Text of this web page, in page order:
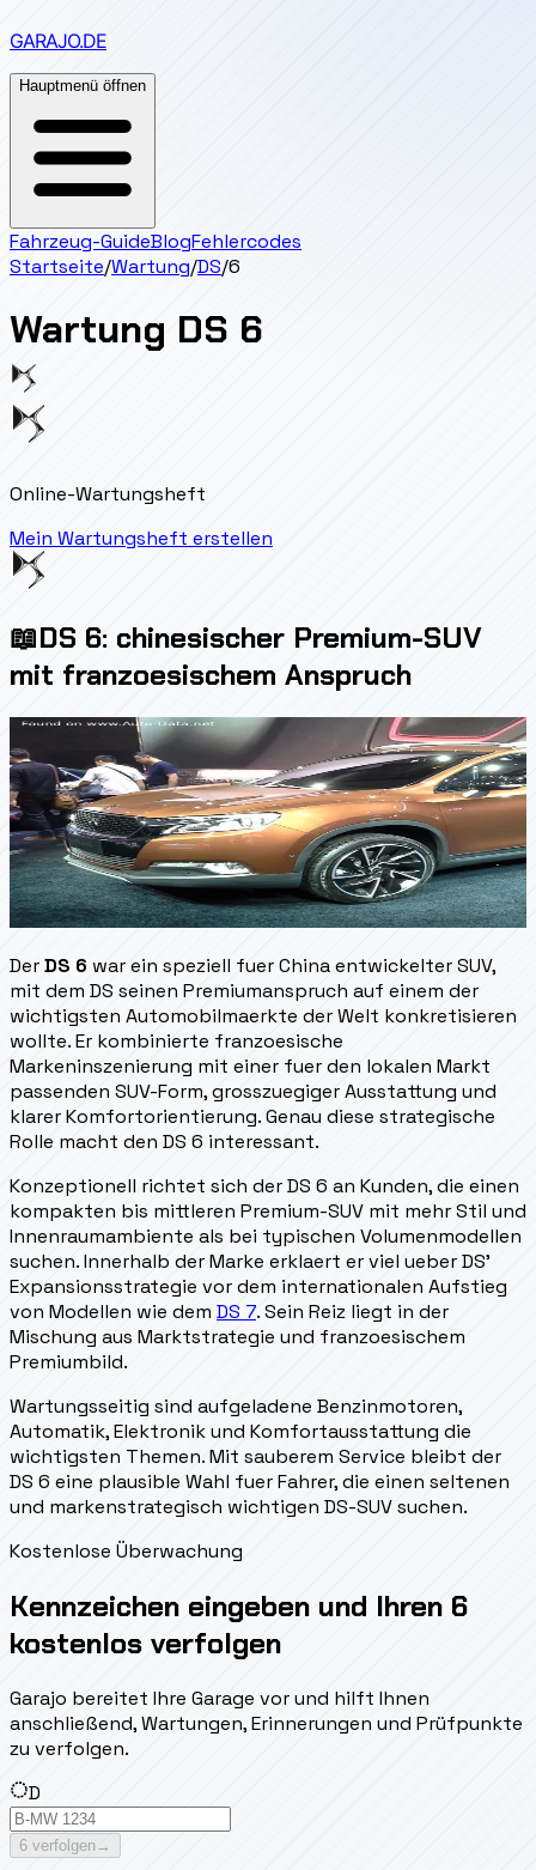
GARAJO.DE
Hauptmenü öffnen
Fahrzeug-GuideBlogFehlercodes
Startseite/Wartung/DS/6
Wartung DS 6
Online-Wartungsheft
Mein Wartungsheft erstellen
📖DS 6: chinesischer Premium-SUV
mit franzoesischem Anspruch
DerDS 6 war ein speziell fuer China entwickelter SUV,
mit dem DS seinen Premiumanspruch auf einem der
wichtigsten Automobilmaerkte der Welt konkretisieren
wollte. Er kombinierte franzoesische
Markeninszenierung mit einer fuer den lokalen Markt
passenden SUV-Form, grosszuegiger Ausstattung und
klarer Komfortorientierung. Genau diese strategische
Rolle macht den DS 6 interessant.
Konzeptionell richtet sich der DS 6 an Kunden, die einen
kompakten bis mittleren Premium-SUV mit mehr Stil und
Innenraumambiente als bei typischen Volumenmodellen
suchen. Innerhalb der Marke erklaert er viel ueber DS'
Expansionsstrategie vor dem internationalen Aufstieg
von Modellen wie dem DS 7. Sein Reiz liegt in der
Mischung aus Marktstrategie und franzoesischem
Premiumbild.
Wartungsseitig sind aufgeladene Benzinmotoren,
Automatik, Elektronik und Komfortausstattung die
wichtigsten Themen. Mit sauberem Service bleibt der
DS 6 eine plausible Wahl fuer Fahrer, die einen seltenen
und markenstrategisch wichtigen DS-SUV suchen.
Kostenlose Überwachung
Kennzeichen eingeben und Ihren 6
kostenlos verfolgen
Garajo bereitet Ihre Garage vor und hilft Ihnen
anschließend, Wartungen, Erinnerungen und Prüfpunkte
zu verfolgen.
D
6 verfolgen→